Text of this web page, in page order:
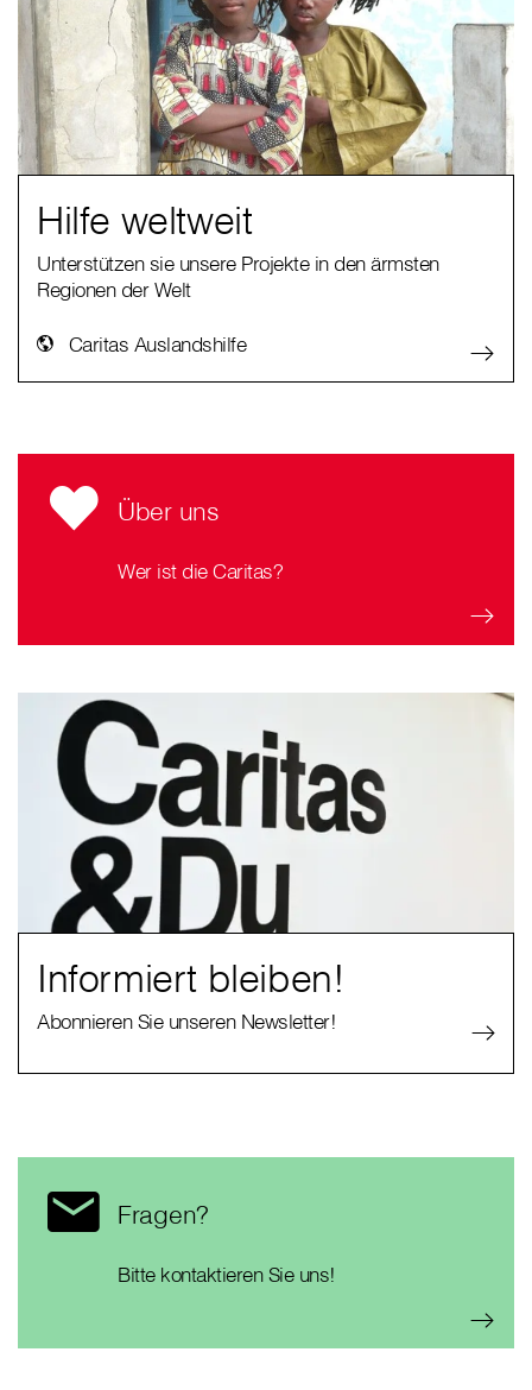
Hilfe weltweit
Unterstützen sie unsere Projekte in den ärmsten
Regionen der Welt
Caritas Auslandshilfe
Über uns
Wer ist die Caritas?
Informiert bleiben!
Abonnieren Sie unseren Newsletter!
Fragen?
Bitte kontaktieren Sie uns!